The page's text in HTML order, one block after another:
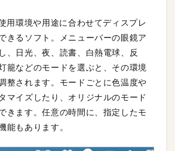
用環境や用途に合わせてディスプレ
きるソフト。メニューバーの眼鏡ア
、日光、夜、読書、白熱電球、反
籠などのモードを選ぶと、その環境
整されます。モードごとに色温度や
マイズしたり、オリジナルのモード
きます。任意の時間に、指定したモ
能もあります。